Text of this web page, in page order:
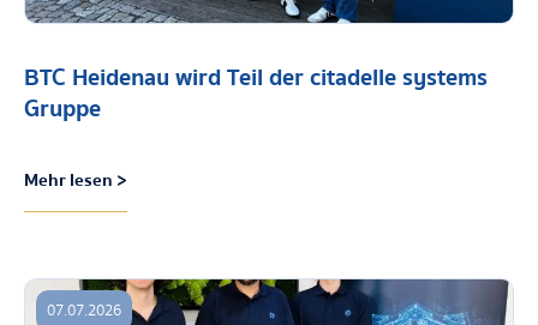
BTC Heidenau wird Teil der citadelle systems
Gruppe
Mehr lesen >
07.07.2026